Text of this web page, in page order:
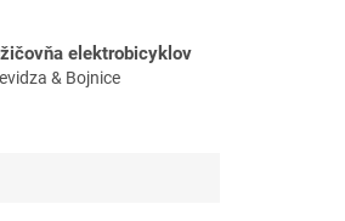
elektrobicyklov
& Bojnice